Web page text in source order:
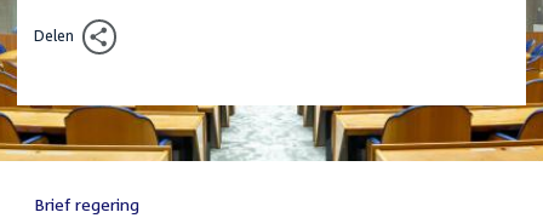
Delen
Brief regering